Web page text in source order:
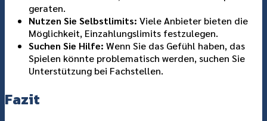
geraten.
Nutzen Sie Selbstlimits: Viele Anbieter bieten die
Möglichkeit, Einzahlungslimits festzulegen.
Suchen Sie Hilfe: Wenn Sie das Gefühl haben, das
Spielen könnte problematisch werden, suchen Sie
Unterstützung bei Fachstellen.
Fazit